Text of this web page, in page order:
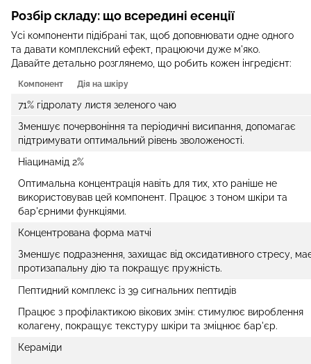
Розбір складу: що всередині есенції
Усі компоненти підібрані так, щоб доповнювати одне одного
та давати комплексний ефект, працюючи дуже м'яко.
Давайте детально розглянемо, що робить кожен інгредієнт:
Компонент Дія на шкіру
71% гідролату листя зеленого чаю
Зменшує почервоніння та періодичні висипання, допомагає
підтримувати оптимальний рівень зволоженості.
Ніацинамід 2%
Оптимальна концентрація навіть для тих, хто раніше не
використовував цей компонент. Працює з тоном шкіри та
бар'єрними функціями.
Концентрована форма матчі
Зменшує подразнення, захищає від оксидативного стресу,
протизапальну дію та покращує пружність.
Пептидний комплекс із 39 сигнальних пептидів
Працює з профілактикою вікових змін: стимулює вироблення
колагену, покращує текстуру шкіри та зміцнює бар'єр.
Кераміди